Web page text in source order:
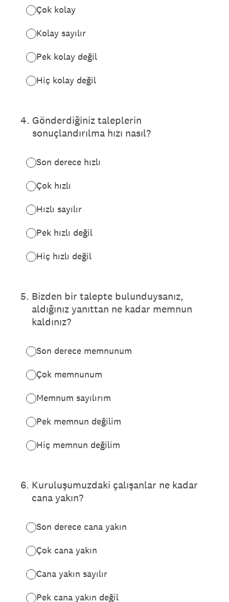
Çok kolay
Kolay sayılır
Pek kolay değil
Hiç kolay değil
4. Gönderdiğiniz taleplerin
sonuçlandırılma hızı nasıl?
Son derece hızlı
Çok hızlı
Hızlı sayılır
Pek hızlı değil
Hiç hızlı değil
5. Bizden bir talepte bulunduysanız,
aldığınız yanıttan ne kadar memnun
kaldınız?
Son derece memnunum
Çok memnunum
Memnum sayılırım
Pek memnun değilim
Hiç memnun değilim
6. Kuruluşumuzdaki çalışanlar ne kadar
cana yakın?
Son derece cana yakın
Çok cana yakın
Cana yakın sayılır
Pek cana yakın değil